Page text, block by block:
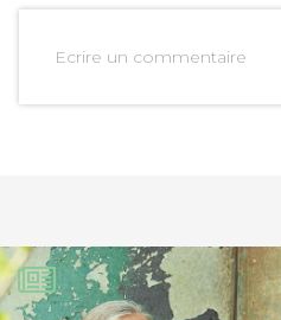
Ecrire un commentaire